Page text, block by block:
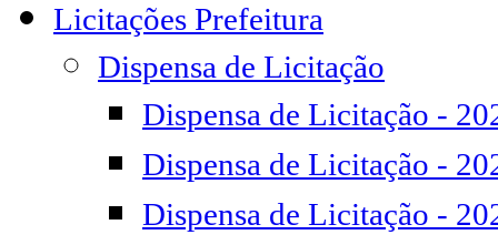
Licitações Prefeitura
Dispensa de Licitação
Dispensa de Licitação -
Dispensa de Licitação -
Dispensa de Licitação -